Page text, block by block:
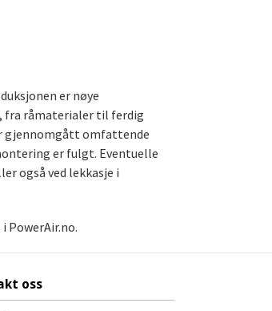
er nøye
fra råmaterialer til ferdig
gjennomgått omfattende
er fulgt. Eventuelle
også ved lekkasje i
PowerAir.no.
oss